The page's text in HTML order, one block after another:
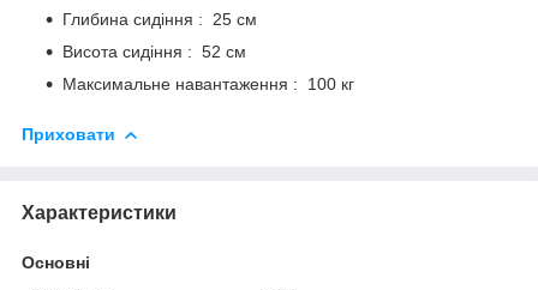
Глибина сидіння : 25 см
Висота сидіння : 52 см
Максимальне навантаження : 100 кг
Приховати
Характеристики
Основні